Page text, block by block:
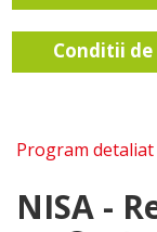
Conditii
Program detaliat
NISA -